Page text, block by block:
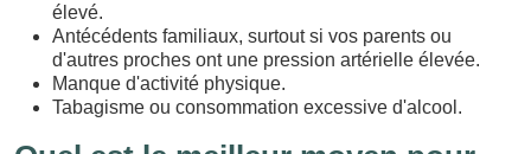
élevé.
Antécédents familiaux, surtout si vos parents ou
d'autres proches ont une pression artérielle élevée.
Manque d'activité physique.
Tabagisme ou consommation excessive d'alcool.